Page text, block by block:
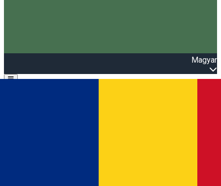
Magyar
Open main menu